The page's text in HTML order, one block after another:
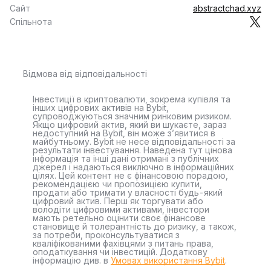
Сайт
abstractchad.xyz
Спільнота
Відмова від відповідальності
Інвестиції в криптовалюти, зокрема купівля та
інших цифрових активів на Bybit,
супроводжуються значним ринковим ризиком.
Якщо цифровий актив, який ви шукаєте, зараз
недоступний на Bybit, він може з’явитися в
майбутньому. Bybit не несе відповідальності за
результати інвестування. Наведена тут цінова
інформація та інші дані отримані з публічних
джерел і надаються виключно в інформаційних
цілях. Цей контент не є фінансовою порадою,
рекомендацією чи пропозицією купити,
продати або тримати у власності будь-який
цифровий актив. Перш як торгувати або
володіти цифровими активами, інвестори
мають ретельно оцінити своє фінансове
становище й толерантність до ризику, а також,
за потреби, проконсультуватися з
кваліфікованими фахівцями з питань права,
оподаткування чи інвестицій. Додаткову
інформацію див. в Умовах використання Bybit.